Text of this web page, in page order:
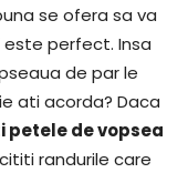
se ofera sa va
perfect. Insa
de par le
ati acorda? Daca
de vopsea
randurile care